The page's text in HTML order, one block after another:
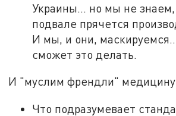
Украины... но мы не
подвале прячется
И мы, и они,
сможет это делать.
И "муслим френдли" медицину
Что подразумевает